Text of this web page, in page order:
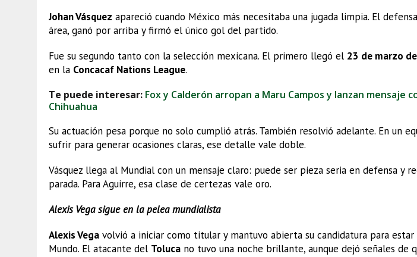
Johan Vásquez apareció cuando México más necesitaba una jugada limpia. El
área, ganó por arriba y firmó el único gol del partido.
Fue su segundo tanto con la selección mexicana. El primero llegó el 23 de marzo
en la Concacaf Nations League.
Te puede interesar: Fox y Calderón arropan a Maru Campos y lanzan mensaje
Chihuahua
Su actuación pesa porque no solo cumplió atrás. También resolvió adelante. En un
sufrir para generar ocasiones claras, ese detalle vale doble.
Vásquez llega al Mundial con un mensaje claro: puede ser pieza seria en defensa y
parada. Para Aguirre, esa clase de certezas vale oro.
Alexis Vega sigue en la pelea mundialista
Alexis Vega volvió a iniciar como titular y mantuvo abierta su candidatura para estar
Mundo. El atacante del Toluca no tuvo una noche brillante, aunque dejó señales de